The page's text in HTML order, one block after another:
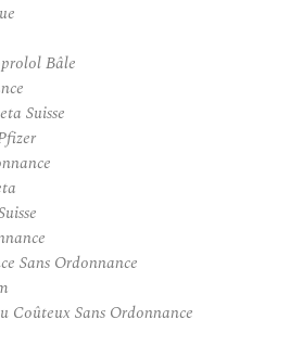
Bâle
Suisse
Sans Ordonnance
Coûteux Sans Ordonnance